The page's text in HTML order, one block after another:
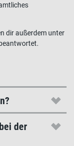
dir außerdem unter
der